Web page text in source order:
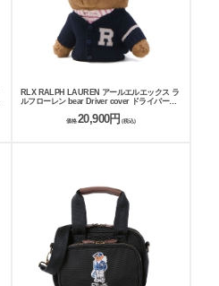
RLX RALPH LAUREN アールエルエックス ラ
ルフローレン bear Driver cover ドライバーカ
価格20,900円 (税込)